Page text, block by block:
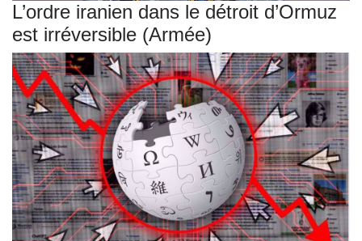
L’ordre iranien dans le détroit d’Ormuz
est irréversible (Armée)